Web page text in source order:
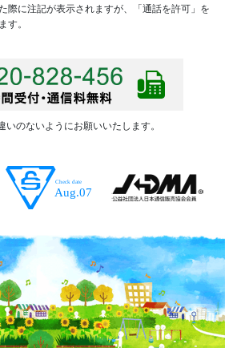
際に注記が表示されますが、「通話を許可」を
す。
のないようにお願いいたします。